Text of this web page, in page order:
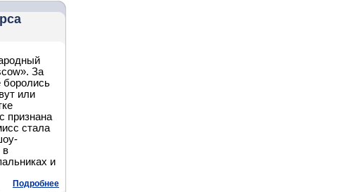
За
боролись
или
признана
стала
в
и
Подробнее